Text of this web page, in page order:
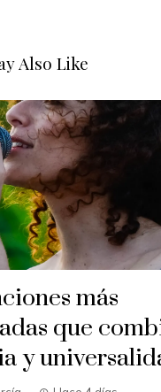
Also Like
más
que
y